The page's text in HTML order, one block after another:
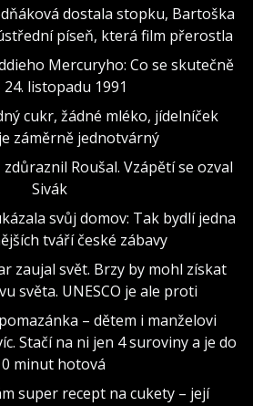
dostala stopku, Bartoška
píseň, která film přerostla
Mercuryho: Co se skutečně
listopadu 1991
cukr, žádné mléko, jídelníček
záměrně jednotvárný
Roušal. Vzápětí se ozval
Sivák
svůj domov: Tak bydlí jedna
tváří české zábavy
zaujal svět. Brzy by mohl získat
světa. UNESCO je ale proti
– dětem i manželovi
Stačí na ni jen 4 suroviny a je do
minut hotová
super recept na cukety – její